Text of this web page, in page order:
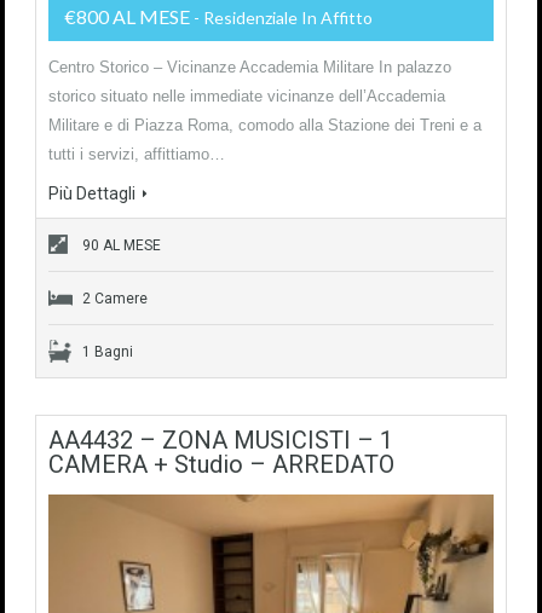
€800 AL MESE - Residenziale In Affitto
Centro Storico – Vicinanze Accademia Militare In palazzo
storico situato nelle immediate vicinanze dell’Accademia
Militare e di Piazza Roma, comodo alla Stazione dei Treni e a
tutti i servizi, affittiamo…
Più Dettagli
90 AL MESE
2 Camere
1 Bagni
AA4432 – ZONA MUSICISTI – 1
CAMERA + Studio – ARREDATO